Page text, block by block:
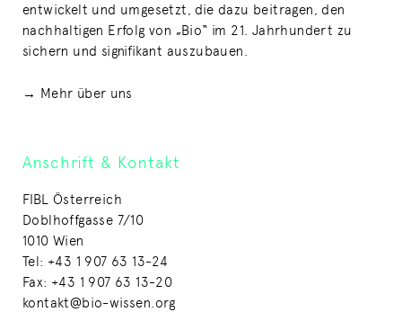
entwickelt und umgesetzt, die dazu beitragen, den
nachhaltigen Erfolg von „Bio“ im 21. Jahrhundert zu
sichern und signifikant auszubauen.
→ Mehr über uns
Anschrift & Kontakt
FIBL Österreich
Doblhoffgasse 7/10
1010 Wien
Tel: +43 1 907 63 13-24
Fax: +43 1 907 63 13-20
kontakt@bio-wissen.org